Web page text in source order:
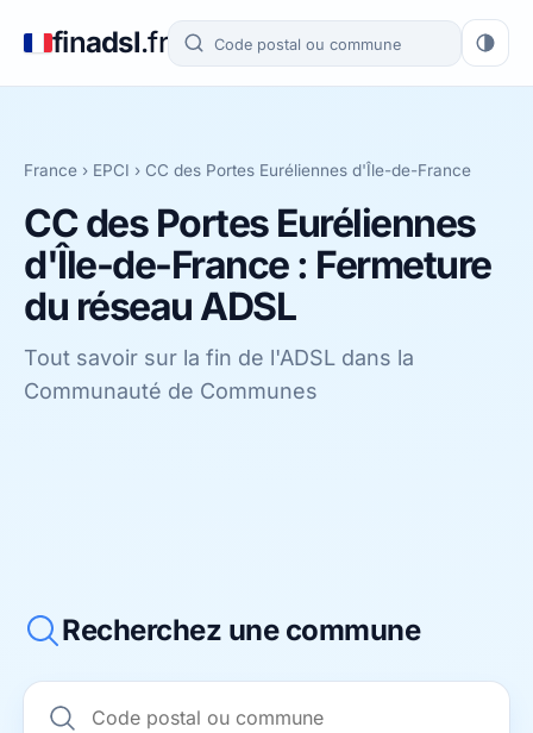
finadsl.fr
France › EPCI › CC des Portes Euréliennes d'Île-de-France
CC des Portes Euréliennes
d'Île-de-France : Fermeture
du réseau ADSL
Tout savoir sur la fin de l'ADSL dans la
Communauté de Communes
Recherchez une commune